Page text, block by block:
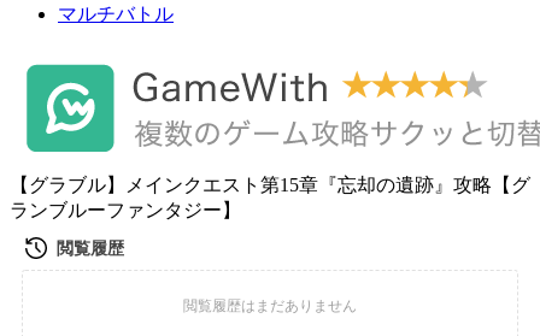
マルチバトル
【グラブル】メインクエスト第15章『忘却の遺跡』攻略【グ
ランブルーファンタジー】